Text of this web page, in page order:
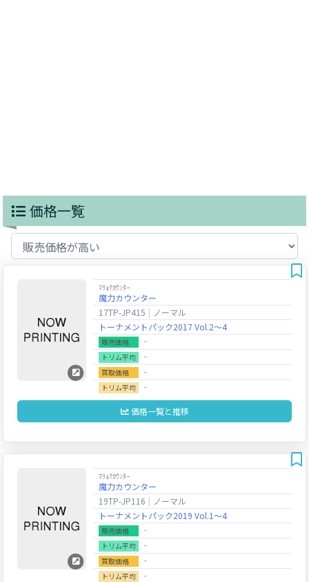
価格一覧
ﾏﾘｮｸｶｳﾝﾀｰ
魔力カウンター
17TP-JP415
ノーマル
トーナメントパック2017 Vol.2～4
販売価格 ‐
トリム平均 ‐
買取価格 ‐
トリム平均 ‐
価格一覧と推移
ﾏﾘｮｸｶｳﾝﾀｰ
魔力カウンター
19TP-JP116
ノーマル
トーナメントパック2019 Vol.1～4
販売価格 ‐
トリム平均 ‐
買取価格 ‐
トリム平均 ‐